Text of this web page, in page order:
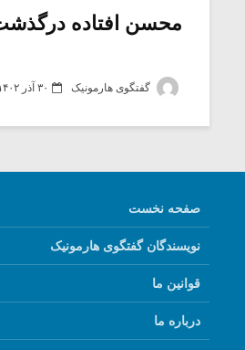
محسن افتاده
گفتگوی هارمونیک ۳۰ آذر ۱۴۰۲
صفحه نخست
نویسندگان گفتگوی هارمونیک
قوانین ما
درباره ما